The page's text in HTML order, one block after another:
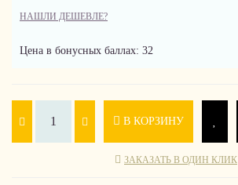
НАШЛИ ДЕШЕВЛЕ?
Цена в бонусных баллах: 32
В КОРЗИНУ
ЗАКАЗАТЬ В ОДИН КЛИК